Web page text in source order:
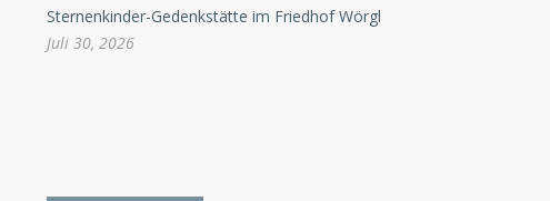
Sternenkinder-Gedenkstätte im Friedhof Wörgl
Juli 30, 2026